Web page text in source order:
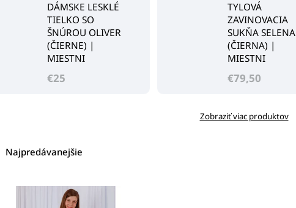
DÁMSKE LESKLÉ
TIELKO SO
ŠNÚROU OLIVER
(ČIERNE) |
MIESTNI
€25
TYLOVÁ
ZAVINOVACIA
SUKŇA SELENA
(ČIERNA) |
MIESTNI
€79,50
Zobraziť viac produktov
Najpredávanejšie